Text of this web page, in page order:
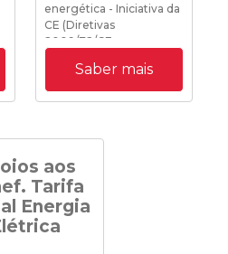
energética - Iniciativa da
CE (Diretivas
2009/72/CE e
consumidores
economicamente
vulneráveis
Saber mais
aos
Tarifa
Energia